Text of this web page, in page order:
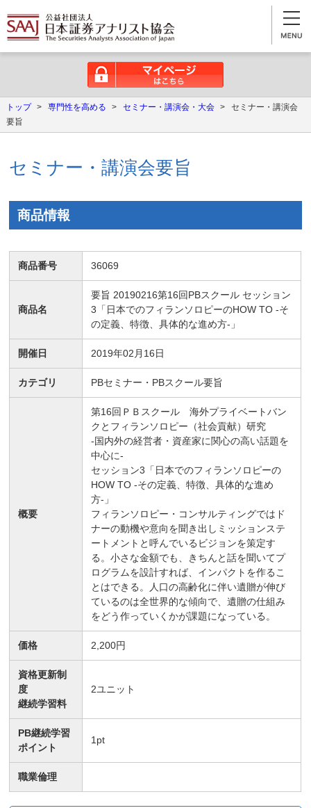
トップ > 専門性を高める > セミナー・講演会・大会 >
セミナー・講演会
要旨
セミナー・講演会要旨
商品情報
商品番号 36069
商品名
要旨 20190216第16回PBスクール セッション
3「日本でのフィランソロピーのHOW TO -そ
の定義、特徴、具体的な進め方-」
開催日 2019年02月16日
カテゴリ PBセミナー・PBスクール要旨
概要
第16回ＰＢスクール 海外プライベートバン
クとフィランソロピー（社会貢献）研究
-国内外の経営者・資産家に関心の高い話題を
中心に-
セッション3「日本でのフィランソロピーの
HOW TO -その定義、特徴、具体的な進め
方-」
フィランソロピー・コンサルティングではド
ナーの動機や意向を聞き出しミッションステ
ートメントと呼んでいるビジョンを策定す
る。小さな金額でも、きちんと話を聞いてプ
ログラムを設計すれば、インパクトを作るこ
とはできる。人口の高齢化に伴い遺贈が伸び
ているのは全世界的な傾向で、遺贈の仕組み
をどう作っていくかが課題になっている。
価格 2,200円
資格更新制
度
継続学習料
2ユニット
PB継続学習
ポイント
1 pt
職業倫理